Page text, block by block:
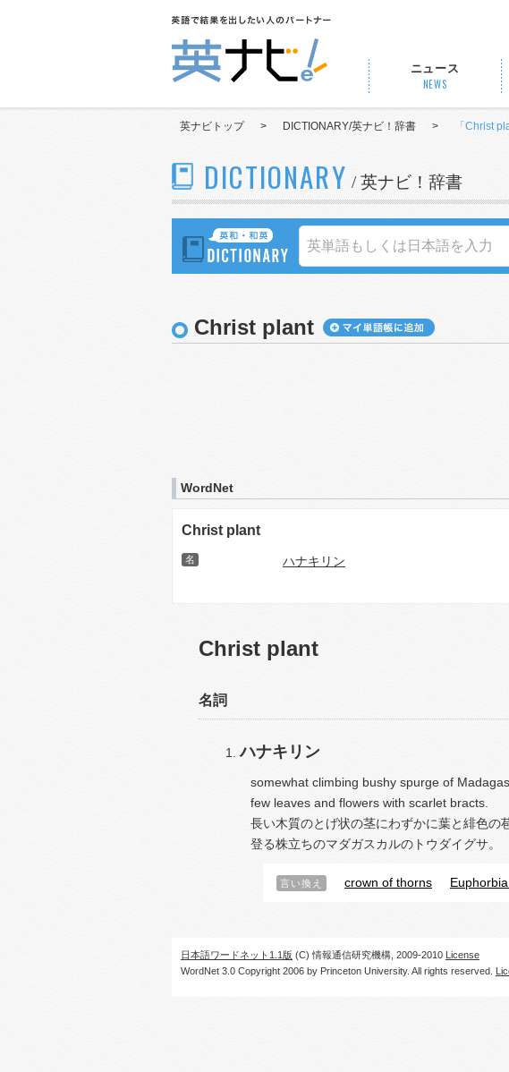
ニュース
NEWS
英ナビトップ > DICTIONARY/英ナビ！辞書 > 「Christ
DICTIONARY / 英ナビ！辞書
Christ plant
WordNet
Christ plant
名 ハナキリン
Christ plant
名詞
ハナキリン
somewhat climbing bushy spurge of
few leaves and flowers with scarlet bracts.
長い木質のとげ状の茎にわずかに葉と緋色の
登る株立ちのマダガスカルのトウダイグサ。
言い換え crown of thorns
日本語ワードネット1.1版 (C) 情報通信研究機構, 2009-2010 License
WordNet 3.0 Copyright 2006 by Princeton University. All rights reserved.